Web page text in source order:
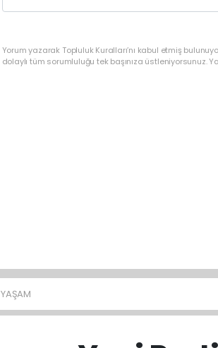
Yorum yazarak Topluluk Kuralları’nı kabul etmiş
dolaylı tüm sorumluluğu tek başınıza
YAŞAM